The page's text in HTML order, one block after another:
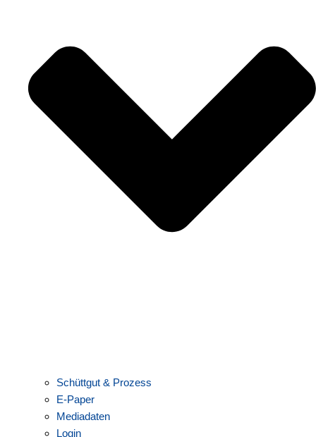
Schüttgut & Prozess
E-Paper
Mediadaten
Login